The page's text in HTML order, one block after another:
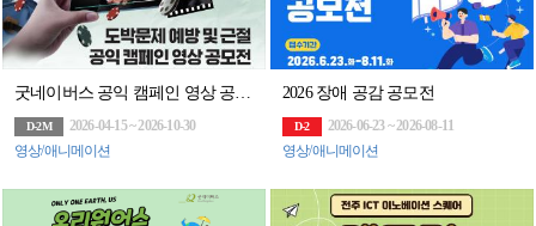
D-2M
2026-04-15 ~ 2026-10-30
영상/애니메이션
2026 장애 공감 공모전
D-2
2026-06-23 ~ 2026-08-11
영상/애니메이션